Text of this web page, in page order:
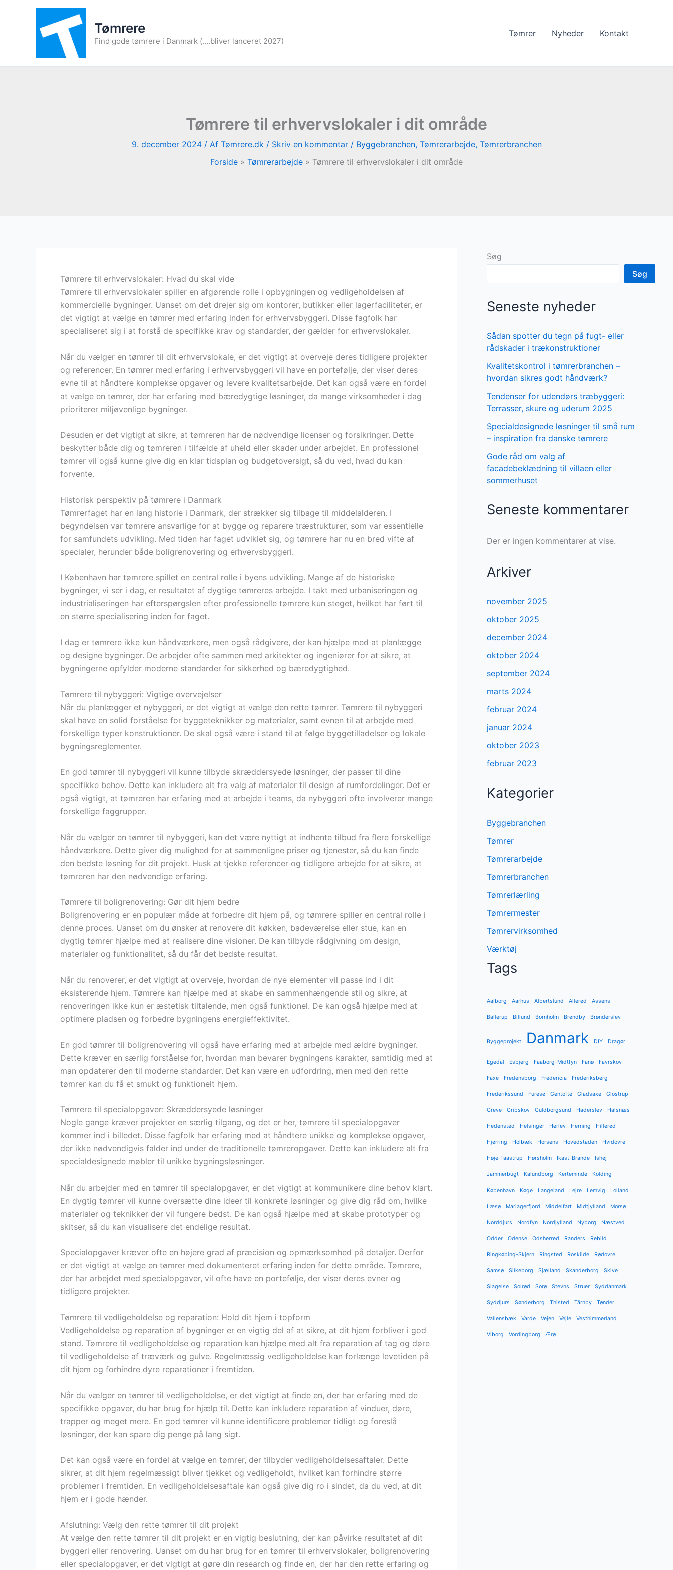
Tømrere
Find gode tømrere i Danmark (....bliver lanceret 2027)
Tømrer Nyheder Kontakt
Tømrere til erhvervslokaler i dit område
9. december 2024 / Af Tømrere.dk / Skriv en kommentar / Byggebranchen, Tømrerarbejde, Tømrerbranchen
Forside
Tømrerarbejde Tømrere til erhvervslokaler i dit område
Tømrere til erhvervslokaler: Hvad du skal vide
Tømrere til erhvervslokaler spiller en afgørende rolle i opbygningen og vedligeholdelsen af
kommercielle bygninger. Uanset om det drejer sig om kontorer, butikker eller lagerfaciliteter, er
det vigtigt at vælge en tømrer med erfaring inden for erhvervsbyggeri. Disse fagfolk har
specialiseret sig i at forstå de specifikke krav og standarder, der gælder for erhvervslokaler.
Når du vælger en tømrer til dit erhvervslokale, er det vigtigt at overveje deres tidligere projekter
og referencer. En tømrer med erfaring i erhvervsbyggeri vil have en portefølje, der viser deres
evne til at håndtere komplekse opgaver og levere kvalitetsarbejde. Det kan også være en fordel
at vælge en tømrer, der har erfaring med bæredygtige løsninger, da mange virksomheder i dag
prioriterer miljøvenlige bygninger.
Desuden er det vigtigt at sikre, at tømreren har de nødvendige licenser og forsikringer. Dette
beskytter både dig og tømreren i tilfælde af uheld eller skader under arbejdet. En professionel
tømrer vil også kunne give dig en klar tidsplan og budgetoversigt, så du ved, hvad du kan
forvente.
Historisk perspektiv på tømrere i Danmark
Tømrerfaget har en lang historie i Danmark, der strækker sig tilbage til middelalderen. I
begyndelsen var tømrere ansvarlige for at bygge og reparere træstrukturer, som var essentielle
for samfundets udvikling. Med tiden har faget udviklet sig, og tømrere har nu en bred vifte af
specialer, herunder både boligrenovering og erhvervsbyggeri.
I København har tømrere spillet en central rolle i byens udvikling. Mange af de historiske
bygninger, vi ser i dag, er resultatet af dygtige tømreres arbejde. I takt med urbaniseringen og
industrialiseringen har efterspørgslen efter professionelle tømrere kun steget, hvilket har ført til
en større specialisering inden for faget.
I dag er tømrere ikke kun håndværkere, men også rådgivere, der kan hjælpe med at planlægge
og designe bygninger. De arbejder ofte sammen med arkitekter og ingeniører for at sikre, at
bygningerne opfylder moderne standarder for sikkerhed og bæredygtighed.
Tømrere til nybyggeri: Vigtige overvejelser
Når du planlægger et nybyggeri, er det vigtigt at vælge den rette tømrer. Tømrere til nybyggeri
skal have en solid forståelse for byggeteknikker og materialer, samt evnen til at arbejde med
forskellige typer konstruktioner. De skal også være i stand til at følge byggetilladelser og lokale
bygningsreglementer.
En god tømrer til nybyggeri vil kunne tilbyde skræddersyede løsninger, der passer til dine
specifikke behov. Dette kan inkludere alt fra valg af materialer til design af rumfordelinger. Det er
også vigtigt, at tømreren har erfaring med at arbejde i teams, da nybyggeri ofte involverer mange
forskellige faggrupper.
Når du vælger en tømrer til nybyggeri, kan det være nyttigt at indhente tilbud fra flere forskellige
håndværkere. Dette giver dig mulighed for at sammenligne priser og tjenester, så du kan finde
den bedste løsning for dit projekt. Husk at tjekke referencer og tidligere arbejde for at sikre, at
tømreren har den nødvendige erfaring.
Tømrere til boligrenovering: Gør dit hjem bedre
Boligrenovering er en populær måde at forbedre dit hjem på, og tømrere spiller en central rolle i
denne proces. Uanset om du ønsker at renovere dit køkken, badeværelse eller stue, kan en
dygtig tømrer hjælpe med at realisere dine visioner. De kan tilbyde rådgivning om design,
materialer og funktionalitet, så du får det bedste resultat.
Når du renoverer, er det vigtigt at overveje, hvordan de nye elementer vil passe ind i dit
eksisterende hjem. Tømrere kan hjælpe med at skabe en sammenhængende stil og sikre, at
renoveringen ikke kun er æstetisk tiltalende, men også funktionel. De kan også hjælpe med at
optimere pladsen og forbedre bygningens energieffektivitet.
En god tømrer til boligrenovering vil også have erfaring med at arbejde med ældre bygninger.
Dette kræver en særlig forståelse for, hvordan man bevarer bygningens karakter, samtidig med at
man opdaterer den til moderne standarder. Det kan være en udfordring, men med den rette
tømrer kan du få et smukt og funktionelt hjem.
Tømrere til specialopgaver: Skræddersyede løsninger
Nogle gange kræver projekter en særlig tilgang, og det er her, tømrere til specialopgaver
kommer ind i billedet. Disse fagfolk har erfaring med at håndtere unikke og komplekse opgaver,
der ikke nødvendigvis falder ind under de traditionelle tømreropgaver. Dette kan inkludere alt fra
specialdesignede møbler til unikke bygningsløsninger.
Når du arbejder med en tømrer til specialopgaver, er det vigtigt at kommunikere dine behov klart.
En dygtig tømrer vil kunne oversætte dine ideer til konkrete løsninger og give dig råd om, hvilke
materialer og teknikker der vil fungere bedst. De kan også hjælpe med at skabe prototyper og
skitser, så du kan visualisere det endelige resultat.
Specialopgaver kræver ofte en højere grad af præcision og opmærksomhed på detaljer. Derfor
er det vigtigt at vælge en tømrer med dokumenteret erfaring inden for dette område. Tømrere,
der har arbejdet med specialopgaver, vil ofte have en portefølje, der viser deres evner og
tidligere projekter.
Tømrere til vedligeholdelse og reparation: Hold dit hjem i topform
Vedligeholdelse og reparation af bygninger er en vigtig del af at sikre, at dit hjem forbliver i god
stand. Tømrere til vedligeholdelse og reparation kan hjælpe med alt fra reparation af tag og døre
til vedligeholdelse af træværk og gulve. Regelmæssig vedligeholdelse kan forlænge levetiden på
dit hjem og forhindre dyre reparationer i fremtiden.
Når du vælger en tømrer til vedligeholdelse, er det vigtigt at finde en, der har erfaring med de
specifikke opgaver, du har brug for hjælp til. Dette kan inkludere reparation af vinduer, døre,
trapper og meget mere. En god tømrer vil kunne identificere problemer tidligt og foreslå
løsninger, der kan spare dig penge på lang sigt.
Det kan også være en fordel at vælge en tømrer, der tilbyder vedligeholdelsesaftaler. Dette
sikrer, at dit hjem regelmæssigt bliver tjekket og vedligeholdt, hvilket kan forhindre større
problemer i fremtiden. En vedligeholdelsesaftale kan også give dig ro i sindet, da du ved, at dit
hjem er i gode hænder.
Afslutning: Vælg den rette tømrer til dit projekt
At vælge den rette tømrer til dit projekt er en vigtig beslutning, der kan påvirke resultatet af dit
byggeri eller renovering. Uanset om du har brug for en tømrer til erhvervslokaler, boligrenovering
eller specialopgaver, er det vigtigt at gøre din research og finde en, der har den rette erfaring og
Søg
Søg
Seneste nyheder
Sådan spotter du tegn på fugt- eller
rådskader i trækonstruktioner
Kvalitetskontrol i tømrerbranchen –
hvordan sikres godt håndværk?
Tendenser for udendørs træbyggeri:
Terrasser, skure og uderum 2025
Specialdesignede løsninger til små rum
– inspiration fra danske tømrere
Gode råd om valg af
facadebeklædning til villaen eller
sommerhuset
Seneste kommentarer
Der er ingen kommentarer at vise.
Arkiver
november 2025
oktober 2025
december 2024
oktober 2024
september 2024
marts 2024
februar 2024
januar 2024
oktober 2023
februar 2023
Kategorier
Byggebranchen
Tømrer
Tømrerarbejde
Tømrerbranchen
Tømrerlærling
Tømrermester
Tømrervirksomhed
Værktøj
Tags
Aalborg Aarhus Albertslund Allerød Assens
Ballerup Billund Bornholm Brøndby Brønderslev
Byggeprojekt Danmark DIY Dragør
Egedal Esbjerg Faaborg-Midtfyn Fanø Favrskov
Faxe Fredensborg Fredericia Frederiksberg
Frederikssund Furesø Gentofte Gladsaxe Glostrup
Greve Gribskov Guldborgsund Haderslev Halsnæs
Hedensted Helsingør Herlev Herning Hillerød
Hjørring Holbæk Horsens Hovedstaden Hvidovre
Høje-Taastrup Hørsholm Ikast-Brande Ishøj
Jammerbugt Kalundborg Kerteminde Kolding
København Køge Langeland Lejre Lemvig Lolland
Læsø Mariagerfjord Middelfart Midtjylland Morsø
Norddjurs Nordfyn Nordjylland Nyborg Næstved
Odder Odense Odsherred Randers Rebild
Ringkøbing-Skjern Ringsted Roskilde Rødovre
Samsø Silkeborg Sjælland Skanderborg Skive
Slagelse Solrød Sorø Stevns Struer Syddanmark
Syddjurs Sønderborg Thisted Tårnby Tønder
Vallensbæk Varde Vejen Vejle Vesthimmerland
Viborg Vordingborg Ærø